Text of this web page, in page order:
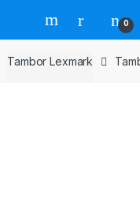
0
Tambor Lexmark